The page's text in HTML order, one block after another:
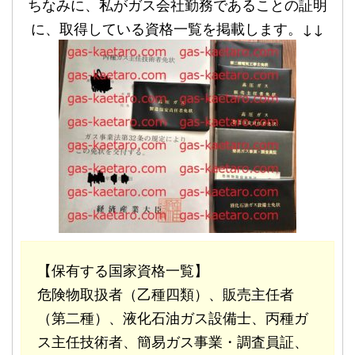
に、取得している資格一覧を掲載します。↓↓
【保有する国家資格一覧】
危険物取扱者（乙種四類）、販売主任者
（第二種）、液化石油ガス設備士、丙種ガ
ス主任技術者、簡易ガス事業・調査員証、